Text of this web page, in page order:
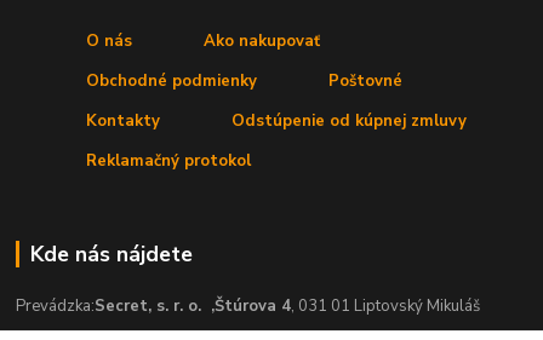
O nás
Ako nakupovať
Obchodné podmienky
Poštovné
Kontakty
Odstúpenie od kúpnej zmluvy
Reklamačný protokol
Kde nás nájdete
Prevádzka:Secret, s. r. o. ,Štúrova 4, 031 01 Liptovský Mikuláš